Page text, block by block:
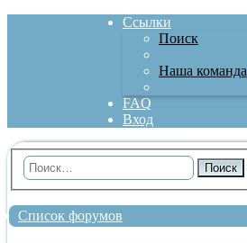
Ссылки
Поиск
Наша команда
FAQ
Вход
Поиск
Список форумов